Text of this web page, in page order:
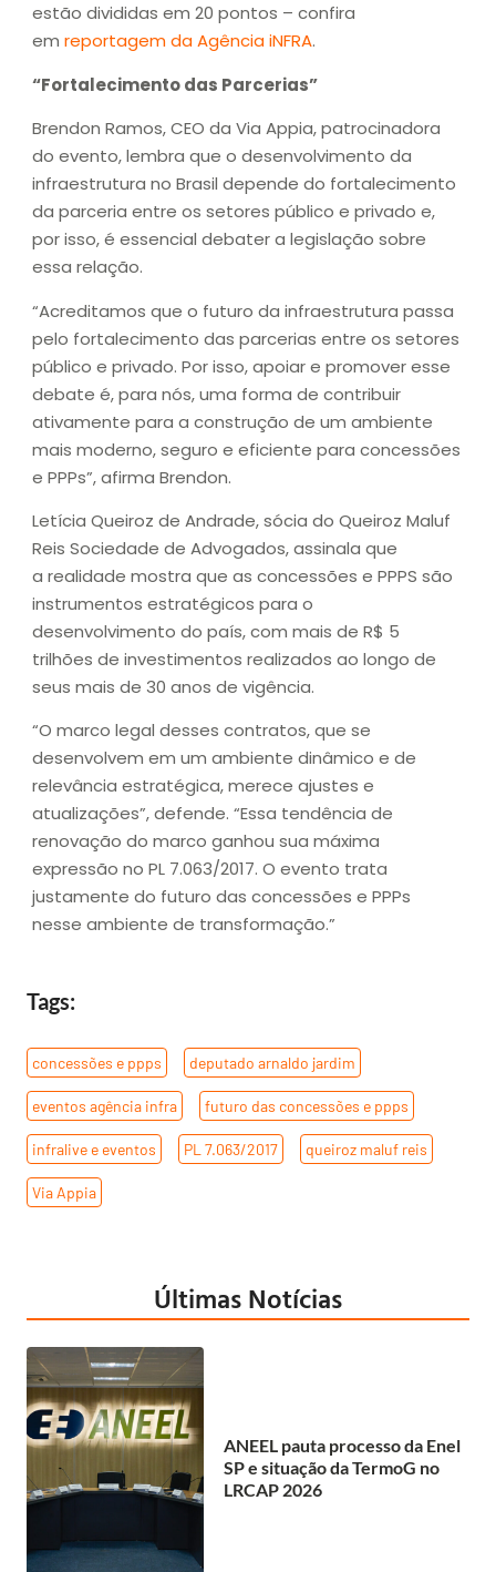
estão divididas em 20 pontos – confira
em reportagem da Agência iNFRA.
“Fortalecimento das Parcerias”
Brendon Ramos, CEO da Via Appia, patrocinadora
do evento, lembra que o desenvolvimento da
infraestrutura no Brasil depende do fortalecimento
da parceria entre os setores público e privado e,
por isso, é essencial debater a legislação sobre
essa relação.
“Acreditamos que o futuro da infraestrutura passa
pelo fortalecimento das parcerias entre os setores
público e privado. Por isso, apoiar e promover esse
debate é, para nós, uma forma de contribuir
ativamente para a construção de um ambiente
mais moderno, seguro e eficiente para concessões
e PPPs”, afirma Brendon.
Letícia Queiroz de Andrade, sócia do Queiroz Maluf
Reis Sociedade de Advogados, assinala que
a realidade mostra que as concessões e PPPS são
instrumentos estratégicos para o
desenvolvimento do país, com mais de R$ 5
trilhões de investimentos realizados ao longo de
seus mais de 30 anos de vigência.
“O marco legal desses contratos, que se
desenvolvem em um ambiente dinâmico e de
relevância estratégica, merece ajustes e
atualizações”, defende. “Essa tendência de
renovação do marco ganhou sua máxima
expressão no PL 7.063/2017. O evento trata
justamente do futuro das concessões e PPPs
nesse ambiente de transformação.”
Tags:
concessões e ppps deputado arnaldo jardim
eventos agência infra futuro das concessões e ppps
infralive e eventos PL 7.063/2017 queiroz maluf reis
Via Appia
Últimas Notícias
ANEEL pauta processo da Enel
SP e situação da TermoG no
LRCAP 2026